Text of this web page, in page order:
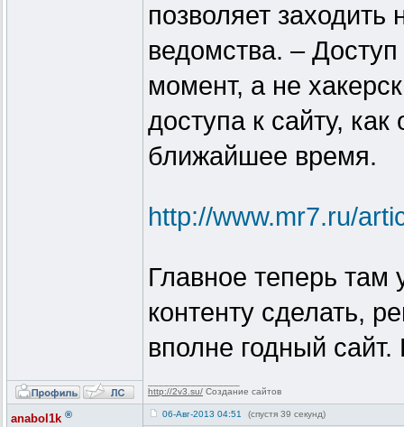
позволяет заходить
ведомства. – Доступ
момент, а не
доступа к сайту,
ближайшее время.
http://www.mr7.ru/
Главное теперь
контенту сделать,
вполне годный
http://2v3.su/ Создание сайтов
anabol1k ® 06-Авг-2013 04:51 (спустя 39 секунд)